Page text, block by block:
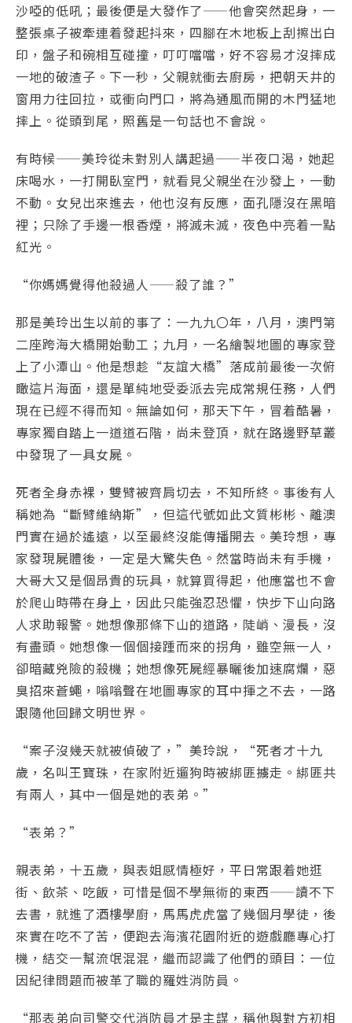
沙啞的低吼；最後便是大發作了——他會突然起身，一
整張桌子被牽連着發起抖來，四腳在木地板上刮擦出白
印，盤子和碗相互碰撞，叮叮噹噹，好不容易才沒摔成
一地的破渣子。下一秒，父親就衝去廚房，把朝天井的
窗用力往回拉，或衝向門口，將為通風而開的木門猛地
摔上。從頭到尾，照舊是一句話也不會說。
有時候——美玲從未對別人講起過——半夜口渴，她起
床喝水，一打開臥室門，就看見父親坐在沙發上，一動
不動。女兒出來進去，他也沒有反應，面孔隱沒在黑暗
裡；只除了手邊一根香煙，將滅未滅，夜色中亮着一點
紅光。
“你媽媽覺得他殺過人——殺了誰？”
那是美玲出生以前的事了：一九九〇年，八月，澳門第
二座跨海大橋開始動工；九月，一名繪製地圖的專家登
上了小潭山。他是想趁“友誼大橋”落成前最後一次俯
瞰這片海面，還是單純地受委派去完成常規任務，人們
現在已經不得而知。無論如何，那天下午，冒着酷暑，
專家獨自踏上一道道石階，尚未登頂，就在路邊野草叢
中發現了一具女屍。
死者全身赤裸，雙臂被齊肩切去，不知所終。事後有人
稱她為“斷臂維納斯”，但這代號如此文質彬彬、離澳
門實在過於遙遠，以至最終沒能傳播開去。美玲想，專
家發現屍體後，一定是大驚失色。然當時尚未有手機，
大哥大又是個昂貴的玩具，就算買得起，他應當也不會
於爬山時帶在身上，因此只能強忍恐懼，快步下山向路
人求助報警。她想像那條下山的道路，陡峭、漫長，沒
有盡頭。她想像一個個接踵而來的拐角，雖空無一人，
卻暗藏兇險的殺機；她想像死屍經暴曬後加速腐爛，惡
臭招來蒼蠅，嗡嗡聲在地圖專家的耳中揮之不去，一路
跟隨他回歸文明世界。
“案子沒幾天就被偵破了，”美玲說，“死者才十九
歲，名叫王寶珠，在家附近遛狗時被綁匪擄走。綁匪共
有兩人，其中一個是她的表弟。”
“表弟？”
親表弟，十五歲，與表姐感情極好，平日常跟着她逛
街、飲茶、吃飯，可惜是個不學無術的東西——讀不下
去書，就進了酒樓學廚，馬馬虎虎當了幾個月學徒，後
來實在吃不了苦，便跑去海濱花園附近的遊戲廳專心打
機，結交一幫流氓混混，繼而認識了他們的頭目：一位
因紀律問題而被革了職的羅姓消防員。
“那表弟向司警交代消防員才是主謀，稱他與對方初相